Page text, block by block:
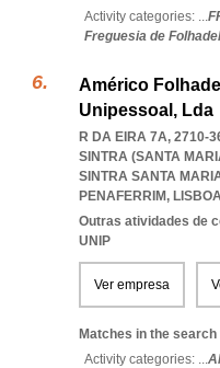
Activity categories: ...
Freguesia de
Américo
Unipessoal, Lda
R DA EIRA 7A, 2710-
SINTRA (SANTA
SINTRA SANTA
PENAFERRIM,
Outras atividades de
UNIP
Ver empresa
Matches in the search
Activity categories: ...